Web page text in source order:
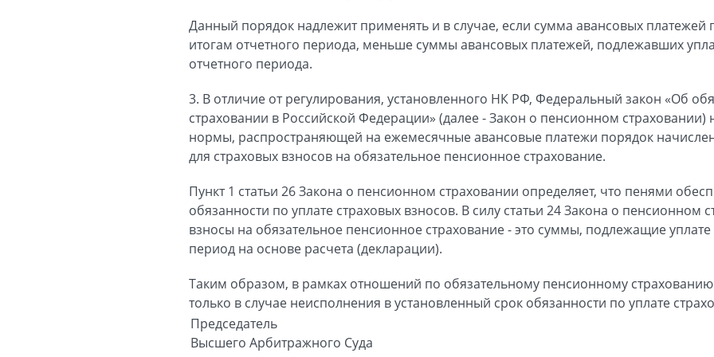
Данный порядок надлежит применять и в случае, если сумма авансовых платежей
итогам отчетного периода, меньше суммы авансовых платежей, подлежавших
отчетного периода.
3. В отличие от регулирования, установленного НК РФ, Федеральный закон «Об
страховании в Российской Федерации» (далее - Закон о пенсионном страховании)
нормы, распространяющей на ежемесячные авансовые платежи порядок
для страховых взносов на обязательное пенсионное страхование.
Пункт 1 статьи 26 Закона о пенсионном страховании определяет, что пенями
обязанности по уплате страховых взносов. В силу статьи 24 Закона о пенсионном
взносы на обязательное пенсионное страхование - это суммы, подлежащие
период на основе расчета (декларации).
Таким образом, в рамках отношений по обязательному пенсионному
только в случае неисполнения в установленный срок обязанности по уплате
Председатель
Высшего Арбитражного Суда